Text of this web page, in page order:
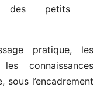
des petits
pratique, les
connaissances
sous l’encadrement